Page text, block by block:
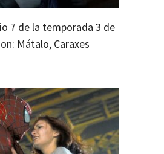
7 de la temporada 3 de
Mátalo, Caraxes